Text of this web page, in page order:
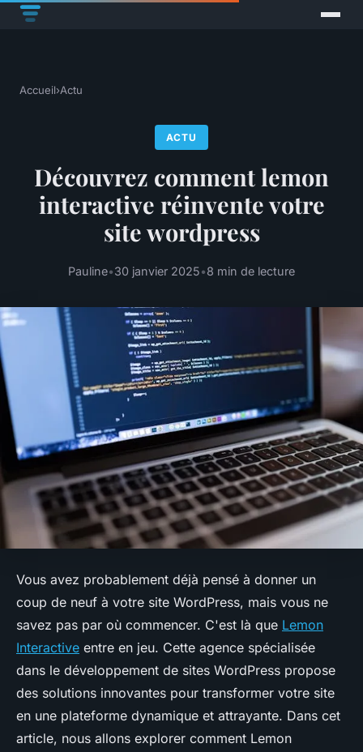
Accueil›Actu
ACTU
Découvrez comment lemon
interactive réinvente votre
site wordpress
Pauline•30 janvier 2025•8 min de lecture
Vous avez probablement déjà pensé à donner un
coup de neuf à votre site WordPress, mais vous ne
savez pas par où commencer. C'est là que Lemon
Interactive entre en jeu. Cette agence spécialisée
dans le développement de sites WordPress propose
des solutions innovantes pour transformer votre site
en une plateforme dynamique et attrayante. Dans cet
article, nous allons explorer comment Lemon